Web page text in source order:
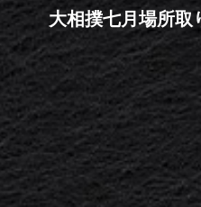
大相撲七月場所